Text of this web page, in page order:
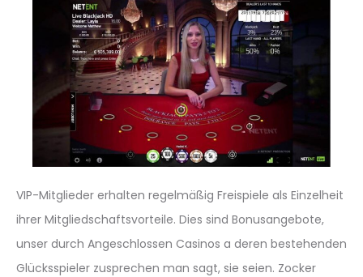
VIP-Mitglieder erhalten regelmäßig Freispiele als Einzelheit
ihrer Mitgliedschaftsvorteile. Dies sind Bonusangebote,
unser durch Angeschlossen Casinos a deren bestehenden
Glücksspieler zusprechen man sagt, sie seien. Zocker